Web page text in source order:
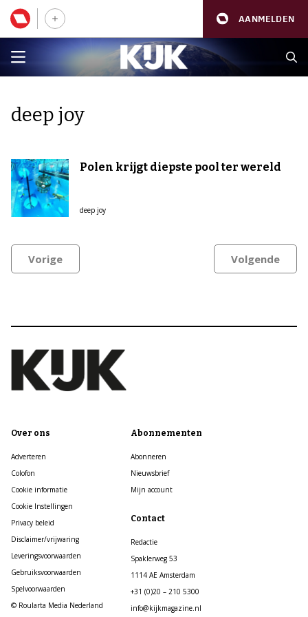
AANMELDEN
deep joy
Polen krijgt diepste pool ter wereld
deep joy
Vorige Volgende
Over ons
Adverteren
Colofon
Cookie informatie
Cookie Instellingen
Privacy beleid
Disclaimer/vrijwaring
Leveringsvoorwaarden
Gebruiksvoorwaarden
Spelvoorwaarden
© Roularta Media Nederland
Abonnementen
Abonneren
Nieuwsbrief
Mijn account
Contact
Redactie
Spaklerweg 53
1114 AE Amsterdam
+31 (0)20 – 210 5300
info@kijkmagazine.nl